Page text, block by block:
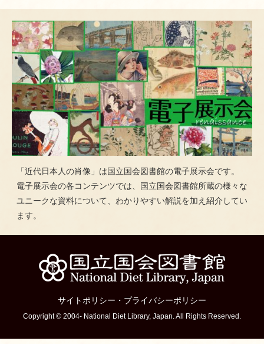
「近代日本人の肖像」は国立国会図書館の電子展示会です。
電子展示会の各コンテンツでは、国立国会図書館所蔵の様々な
ユニークな資料について、わかりやすい解説を加え紹介してい
ます。
サイトポリシー ・ プライバシーポリシー
Copyright © 2004- National Diet Library, Japan. All Rights Reserved.